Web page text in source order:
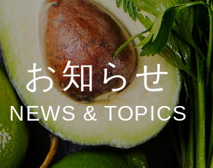
有価証券報告書
財務業績ハイライト
お知らせ
NEWS & TOPICS